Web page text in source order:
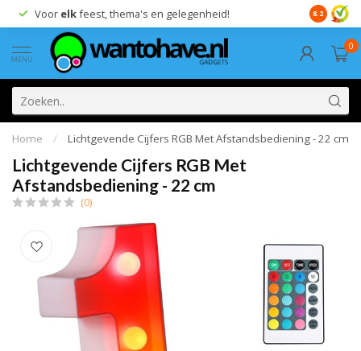
Voor elkfeest, thema's en gelegenheid! 8.2
MENU
0
Home / Lichtgevende Cijfers RGB Met Afstandsbediening - 22 cm
Lichtgevende Cijfers RGB Met
Afstandsbediening - 22 cm
(0)